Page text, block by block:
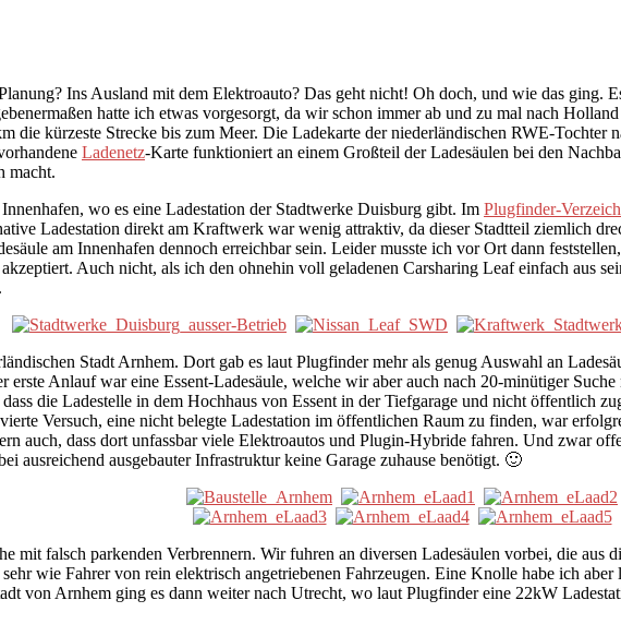
Ins Ausland mit dem Elektroauto? Das geht nicht! Oh doch, und wie das ging.
hatte ich etwas vorgesorgt, da wir schon immer ab und zu mal nach
die kürzeste Strecke bis zum Meer. Die Ladekarte der niederländischen RWE-Tochter
Ladenetz-Karte funktioniert an einem Großteil der Ladesäulen bei den
macht.
wo es eine Ladestation der Stadtwerke Duisburg gibt. Im Plugfinder-
Ladestation direkt am Kraftwerk war wenig attraktiv, da dieser Stadtteil ziemlich
am Innenhafen dennoch erreichbar sein. Leider musste ich vor Ort dann
Auch nicht, als ich den ohnehin voll geladenen Carsharing Leaf einfach aus
Stadt Arnhem. Dort gab es laut Plugfinder mehr als genug Auswahl an
erste Anlauf war eine Essent-Ladesäule, welche wir aber auch nach 20-minütiger
die Ladestelle in dem Hochhaus von Essent in der Tiefgarage und nicht öffentlich
Versuch, eine nicht belegte Ladestation im öffentlichen Raum zu finden, war
auch, dass dort unfassbar viele Elektroautos und Plugin-Hybride fahren. Und zwar
ausreichend ausgebauter Infrastruktur keine Garage zuhause benötigt. 🙂
mit falsch parkenden Verbrennern. Wir fuhren an diversen Ladesäulen vorbei, die
wie Fahrer von rein elektrisch angetriebenen Fahrzeugen. Eine Knolle habe ich
von Arnhem ging es dann weiter nach Utrecht, wo laut Plugfinder eine 22kW